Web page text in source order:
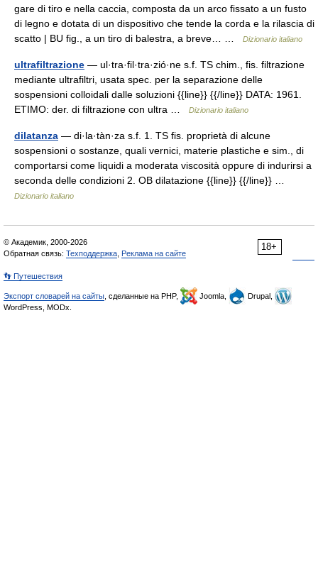
gare di tiro e nella caccia, composta da un arco fissato a un fusto
di legno e dotata di un dispositivo che tende la corda e la rilascia di
scatto | BU fig., a un tiro di balestra, a breve… …
Dizionario italiano
ultrafiltrazione — ul·tra·fil·tra·zió·ne s.f. TS chim., fis. filtrazione
mediante ultrafiltri, usata spec. per la separazione delle
sospensioni colloidali dalle soluzioni {{line}} {{/line}} DATA: 1961.
ETIMO: der. di filtrazione con ultra …
Dizionario italiano
dilatanza — di·la·tàn·za s.f. 1. TS fis. proprietà di alcune
sospensioni o sostanze, quali vernici, materie plastiche e sim., di
comportarsi come liquidi a moderata viscosità oppure di indurirsi a
seconda delle condizioni 2. OB dilatazione {{line}} {{/line}} …
Dizionario italiano
18+
© Академик, 2000-2026
Обратная связь: Техподдержка Реклама на сайте
👣 Путешествия
Экспорт словарей на сайты , сделанные на PHP, Joomla,
Drupal,
WordPress, MODx.